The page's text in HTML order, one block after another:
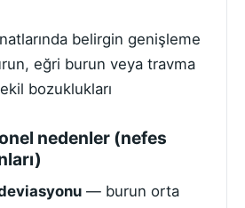
belirgin genişleme
eğri burun veya travma
bozuklukları
nedenler (nefes
— burun orta